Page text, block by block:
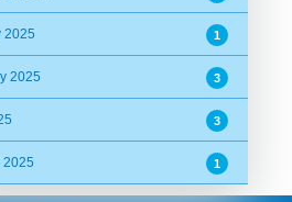
2025 1
2025 3
3
2025 1